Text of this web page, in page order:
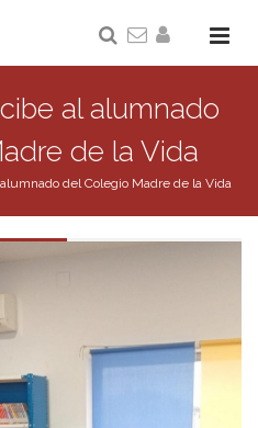
al alumnado
de la Vida
del Colegio Madre de la Vida